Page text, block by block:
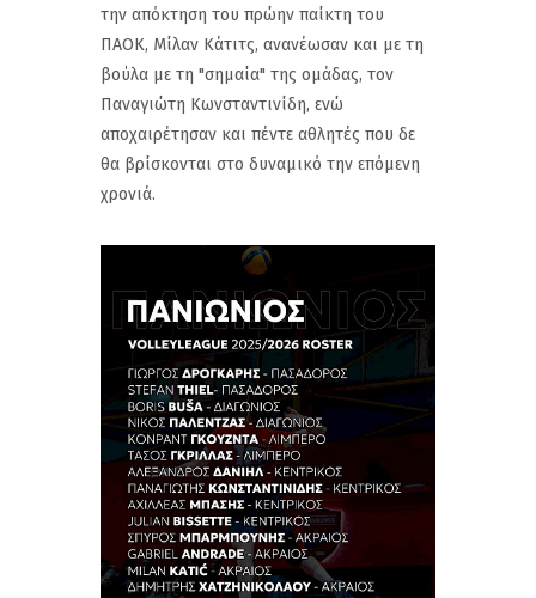
την απόκτηση του πρώην παίκτη του
ΠΑΟΚ, Μίλαν Κάτιτς, ανανέωσαν και με τη
βούλα με τη "σημαία" της ομάδας, τον
Παναγιώτη Κωνσταντινίδη, ενώ
αποχαιρέτησαν και πέντε αθλητές που δε
θα βρίσκονται στο δυναμικό την επόμενη
χρονιά.